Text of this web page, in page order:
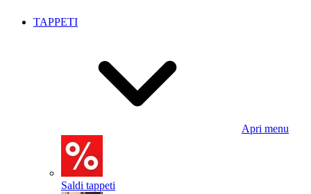
TAPPETI
Apri menu
Saldi tappeti